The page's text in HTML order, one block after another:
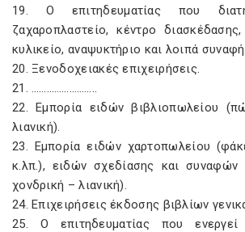
19. Ο επιτηδευματίας που
ζαχαροπλαστείο, κέντρο
κυλικείο, αναψυκτήριο και λοιπά συναφή.
20. Ξενοδοχειακές επιχειρήσεις.
21. ……………………..
22. Εμπορία ειδών βιβλιοπωλείου
λιανική).
23. Εμπορία ειδών χαρτοπωλείου
κ.λπ.), ειδών σχεδίασης και
χονδρική – λιανική).
24. Επιχειρήσεις έκδοσης βιβλίων
25. Ο επιτηδευματίας που ενεργεί